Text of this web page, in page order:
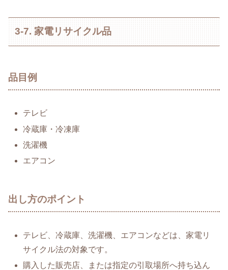
3-7. 家電リサイクル品
品目例
テレビ
冷蔵庫・冷凍庫
洗濯機
エアコン
出し方のポイント
テレビ、冷蔵庫、洗濯機、エアコンなどは、家電リ
サイクル法の対象です。
購入した販売店、または指定の引取場所へ持ち込ん